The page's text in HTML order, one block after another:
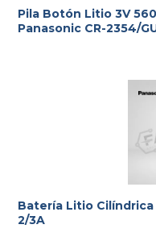
Pila Botón Litio 3V
Panasonic CR-2354/
Batería Litio Cilíndrica
2/3A